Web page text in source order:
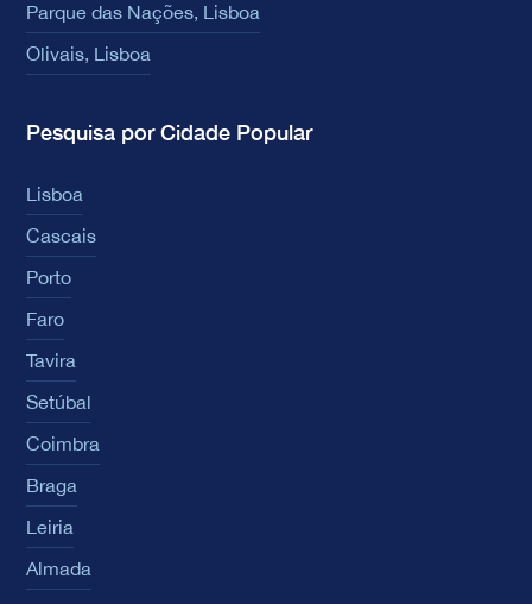
Parque das Nações, Lisboa
Olivais, Lisboa
Pesquisa por Cidade Popular
Lisboa
Cascais
Porto
Faro
Tavira
Setúbal
Coimbra
Braga
Leiria
Almada